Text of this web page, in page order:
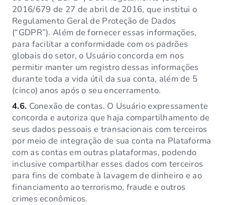
2016/679 de 27 de abril de 2016, que institui o
Regulamento Geral de Proteção de Dados
(“GDPR”). Além de fornecer essas informações,
para facilitar a conformidade com os padrões
globais do setor, o Usuário concorda em nos
permitir manter um registro dessas informações
durante toda a vida útil da sua conta, além de 5
(cinco) anos após o seu encerramento.
4.6. Conexão de contas. O Usuário expressamente
concorda e autoriza que haja compartilhamento de
seus dados pessoais e transacionais com terceiros
por meio de integração de sua conta na Plataforma
com as contas em outras plataformas, podendo
inclusive compartilhar esses dados com terceiros
para fins de combate à lavagem de dinheiro e ao
financiamento ao terrorismo, fraude e outros
crimes econômicos.